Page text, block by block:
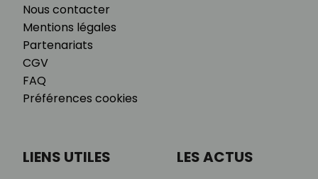
Nous contacter
Mentions légales
Partenariats
CGV
FAQ
Préférences cookies
LIENS UTILES LES ACTUS